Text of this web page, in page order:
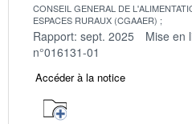
CONSEIL GENERAL DE
ESPACES RURAUX (CGAAER)
Rapport: sept. 2025 Mise en
n°016131-01
Accéder à la notice